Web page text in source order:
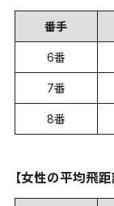
番手
6番
7番
8番
【女性の平均飛距